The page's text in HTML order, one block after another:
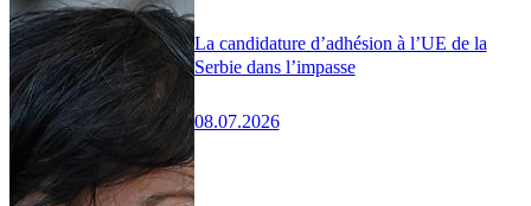
La candidature d’adhésion à l’UE de la
Serbie dans l’impasse
08.07.2026